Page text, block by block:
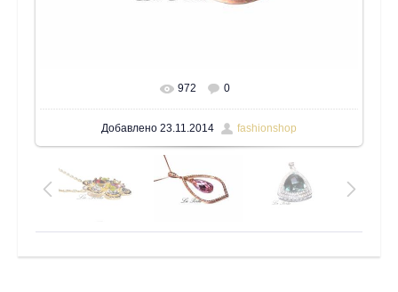
В реальном размере 1600x1200
972 0
Добавлено 23.11.2014 fashionshop